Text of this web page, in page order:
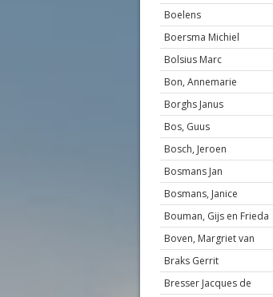
Boelens
Boersma Michiel
Bolsius Marc
Bon, Annemarie
Borghs Janus
Bos, Guus
Bosch, Jeroen
Bosmans Jan
Bosmans, Janice
Bouman, Gijs en Frieda
Boven, Margriet van
Braks Gerrit
Bresser Jacques de